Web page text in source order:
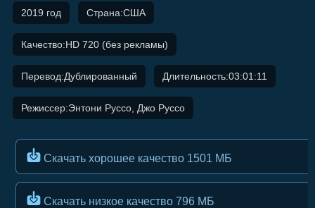
2019 год Страна:США
Качество:HD 720 (без рекламы)
Перевод:Дублированный Длительность:03:01:11
Режиссер:Энтони Руссо, Джо Руссо
Скачать хорошее качество 1501 МБ
Скачать низкое качество 796 МБ